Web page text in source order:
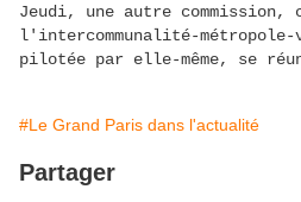
Jeudi, une autre commission,
l'intercommunalité-
pilotée par elle-même, se
#Le Grand Paris dans l'actualité
Partager